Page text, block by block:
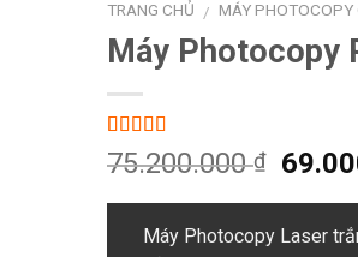
TRANG CHỦ / MÁY PHOTOCOPY
Máy Photocopy
5.00 trên 5
dựa trên
1
75.200.000₫
Giá
là:
Máy Photocopy Laser